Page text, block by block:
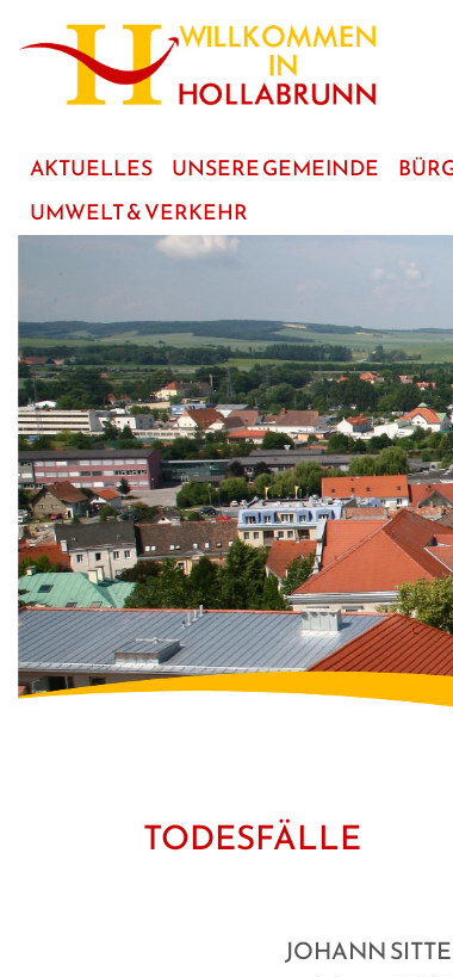
Hauptinhalt
AKTUELLES UNSERE GEMEINDE
UMWELT & VERKEHR
TODESFÄLLE
JOHANN